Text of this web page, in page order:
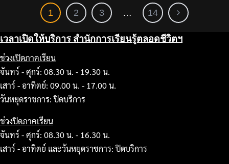
1 2 3 … 14
เวลาเปิดให้บริการ สำนักการเรียนรู้ตลอดชีวิตฯ
ช่วงเปิดภาคเรียน
จันทร์ - ศุกร์: 08.30 น. - 19.30 น.
เสาร์ - อาทิตย์: 09.00 น. - 17.00 น.
วันหยุดราชการ: ปิดบริการ
ช่วงปิดภาคเรียน
จันทร์ - ศุกร์: 08.30 น. - 16.30 น.
เสาร์ - อาทิตย์ และวันหยุดราชการ: ปิดบริการ